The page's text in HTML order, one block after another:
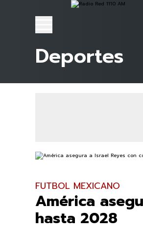
Deportes
FUTBOL MEXICANO
América
hasta 2028